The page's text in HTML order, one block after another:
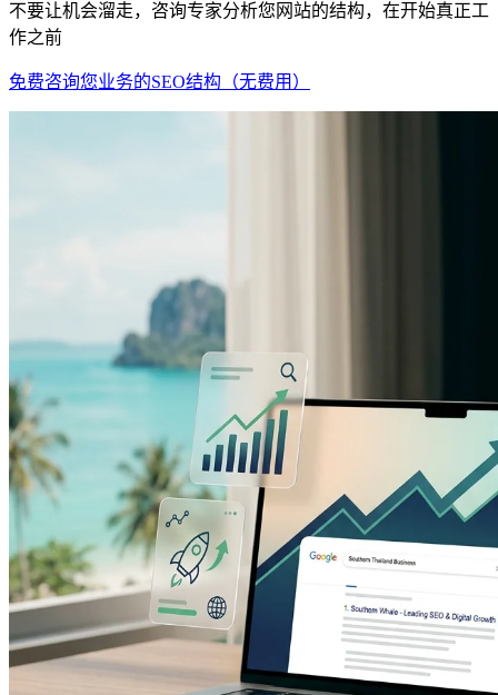
不要让机会溜走，咨询专家分析您网站的结构，在开始真正工
作之前
免费咨询您业务的SEO结构（无费用）